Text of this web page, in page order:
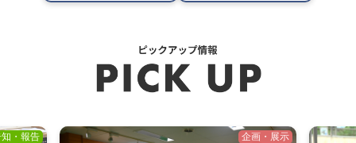
・報告 企画・展示